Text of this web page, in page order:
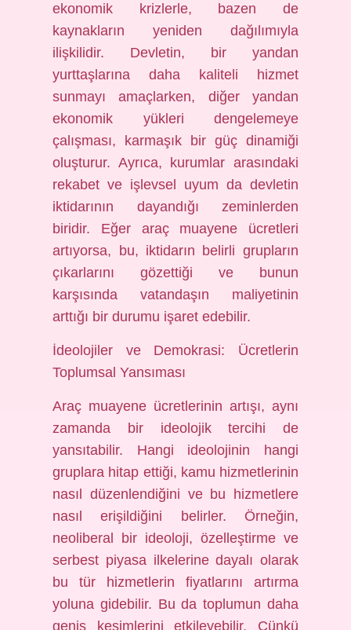
ekonomik krizlerle, bazen de
kaynakların yeniden dağılımıyla
ilişkilidir. Devletin, bir yandan
yurttaşlarına daha kaliteli hizmet
sunmayı amaçlarken, diğer yandan
ekonomik yükleri dengelemeye
çalışması, karmaşık bir güç dinamiği
oluşturur. Ayrıca, kurumlar arasındaki
rekabet ve işlevsel uyum da devletin
iktidarının dayandığı zeminlerden
biridir. Eğer araç muayene ücretleri
artıyorsa, bu, iktidarın belirli grupların
çıkarlarını gözettiği ve bunun
karşısında vatandaşın maliyetinin
arttığı bir durumu işaret edebilir.
İdeolojiler ve Demokrasi: Ücretlerin
Toplumsal Yansıması
Araç muayene ücretlerinin artışı, aynı
zamanda bir ideolojik tercihi de
yansıtabilir. Hangi ideolojinin hangi
gruplara hitap ettiği, kamu hizmetlerinin
nasıl düzenlendiğini ve bu hizmetlere
nasıl erişildiğini belirler. Örneğin,
neoliberal bir ideoloji, özelleştirme ve
serbest piyasa ilkelerine dayalı olarak
bu tür hizmetlerin fiyatlarını artırma
yoluna gidebilir. Bu da toplumun daha
geniş kesimlerini etkileyebilir. Çünkü